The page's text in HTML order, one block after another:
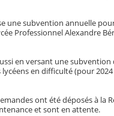
une subvention annuelle
Professionnel Alexandre
en versant une subvention
en difficulté (pour 2024
ont été déposés à la
et sont en attente.